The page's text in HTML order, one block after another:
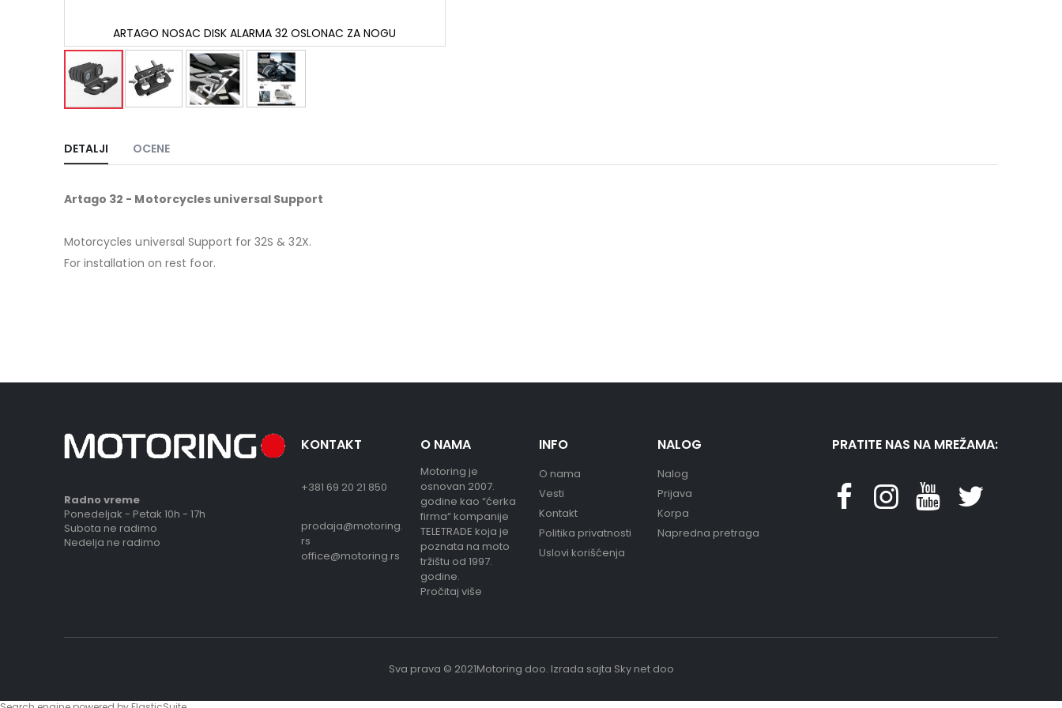
ARTAGO NOSAC DISK ALARMA 32 OSLONAC ZA NOGU
the
beginning
images
DETALJI
Artago 32 - Motorcycles universal Support
Motorcycles universal Support for 32S & 32X.
For installation on rest foor.
OCENE
Radno vreme
Ponedeljak - Petak 10h - 17h
Subota ne radimo
Nedelja ne radimo
KONTAKT
+381 69 20 21 850
prodaja@motoring.
rs
office@motoring.rs
O NAMA
Motoring je
osnovan 2007.
godine kao “ćerka
firma“ kompanije
TELETRADE koja je
poznata na moto
tržištu od 1997.
godine.
Pročitaj više
INFO
O nama
Vesti
Kontakt
Politika privatnosti
Uslovi korišćenja
NALOG
Nalog
Prijava
Korpa
Napredna pretraga
PRATITE NAS NA MREŽAMA:
Sva prava © 2021Motoring doo. Izrada sajta Sky net doo